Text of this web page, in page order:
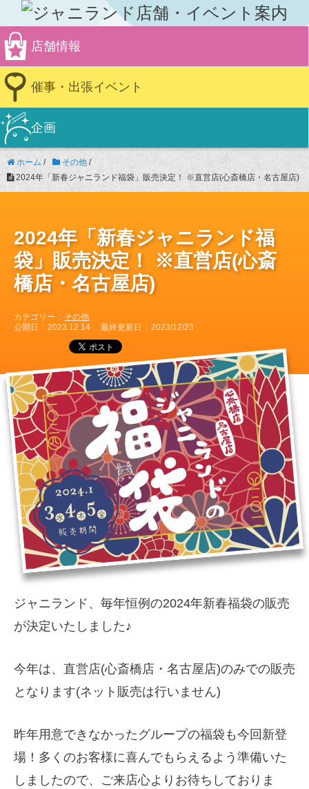
店舗情報
催事・出張イベント
企画
ホーム / その他 /
2024年「新春ジャニランド福袋」販売決定！ ※直営店(心斎橋店・名古屋店)
2024年「新春ジャニランド福
袋」販売決定！ ※直営店(心斎
橋店・名古屋店)
カテゴリー
その他
公開日
2023.12.14 最終更新日 2023/12/23
ジャニランド、毎年恒例の2024年新春福袋の販売
が決定いたしました♪
今年は、直営店(心斎橋店・名古屋店)のみでの販売
となります(ネット販売は行いません)
昨年用意できなかったグループの福袋も今回新登
場！多くのお客様に喜んでもらえるよう準備いた
しましたので、ご来店心よりお待ちしておりま